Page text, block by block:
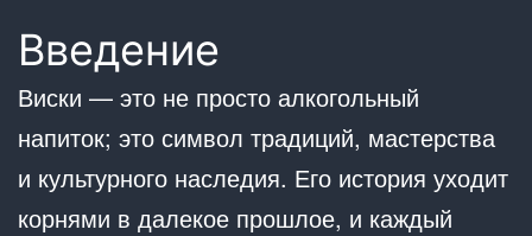
Введение
Виски — это не просто алкогольный
напиток; это символ традиций, мастерства
и культурного наследия. Его история уходит
корнями в далекое прошлое, и каждый